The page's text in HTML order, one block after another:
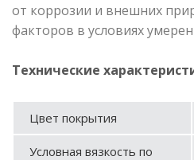
от коррозии и внешних
факторов в условиях
Технические
Цвет покрытия
Условная вязкость по